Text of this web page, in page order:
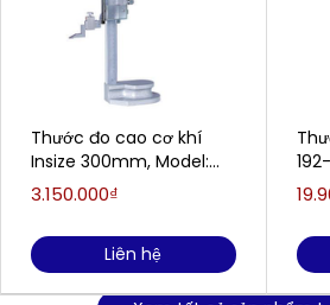
Thước đo cao cơ khí
Insize 300mm, Model:
1250-300
3.150.000₫
Liên hệ